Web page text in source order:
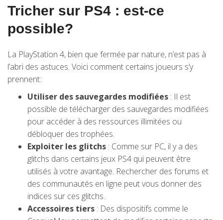
Tricher sur PS4 : est-ce
possible?
La PlayStation 4, bien que fermée par nature, n’est pas à
l’abri des astuces. Voici comment certains joueurs s’y
prennent:
Utiliser des sauvegardes modifiées : Il est
possible de télécharger des sauvegardes modifiées
pour accéder à des ressources illimitées ou
débloquer des trophées.
Exploiter les glitchs : Comme sur PC, il y a des
glitchs dans certains jeux PS4 qui peuvent être
utilisés à votre avantage. Rechercher des forums et
des communautés en ligne peut vous donner des
indices sur ces glitchs.
Accessoires tiers : Des dispositifs comme le